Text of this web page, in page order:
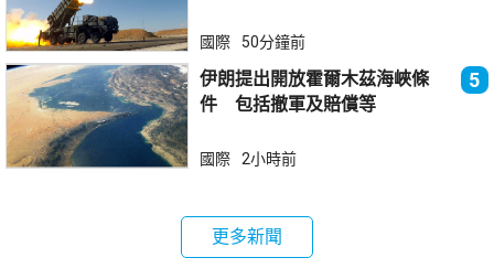
國際 50分鐘前
伊朗提出開放霍爾木茲海峽條
件 包括撤軍及賠償等
5
國際 2小時前
更多新聞